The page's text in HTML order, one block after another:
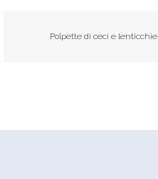
Polpette di ceci e lenticchie